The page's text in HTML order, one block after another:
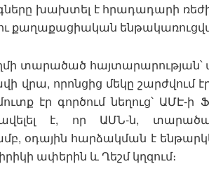
խախտել է հրադադարի
քաղաքացիական
տարածած հայտարարության՝
վրա, որոնցից մեկը շարժվում
էր գործում նեղուց՝
է, որ ԱՄՆ-ն,
օդային հարձակման է
ափերին և Ղեշմ կղզում։